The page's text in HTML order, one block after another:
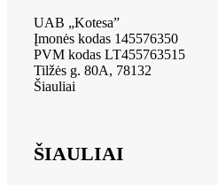
UAB „Kotesa”
Įmonės kodas 145576350
PVM kodas LT455763515
Tilžės g. 80A, 78132
Šiauliai
ŠIAULIAI